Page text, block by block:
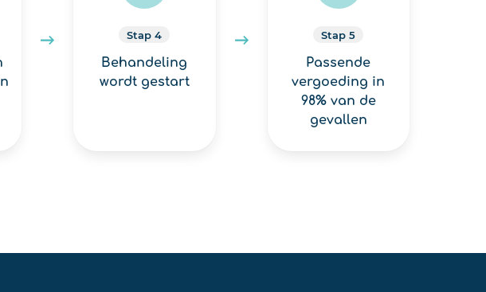
Stap 4
Behandeling
wordt gestart
Stap 5
Passende
vergoeding in
98% van de
gevallen